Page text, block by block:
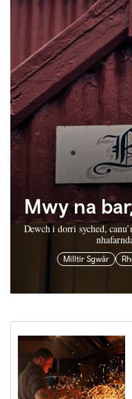
Mwy na
Dewch i dorri syched,
Milltir Sgwâr